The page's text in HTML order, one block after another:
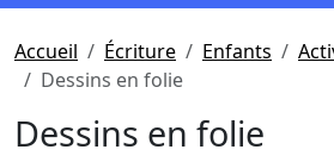
Accueil Écriture Enfants
Dessins en folie
Dessins en folie